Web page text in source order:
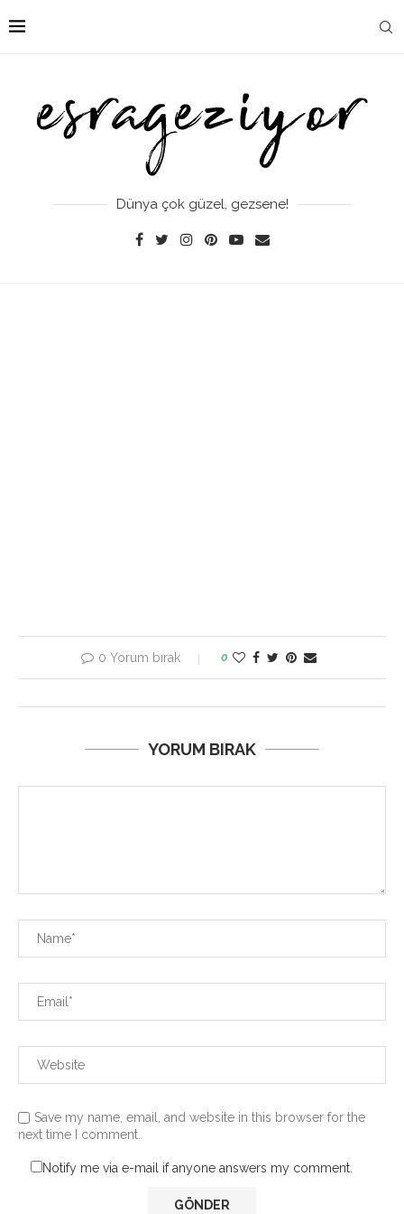
Dünya çok güzel, gezsene!
0 Yorum bırak 0
YORUM BIRAK
Save my name, email, and website in this browser for the
next time I comment.
Notify me via e-mail if anyone answers my comment.